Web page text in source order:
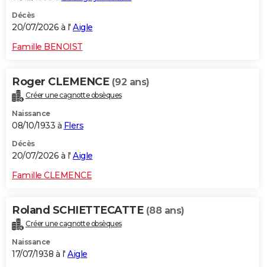
Décès
20/07/2026 à l' Aigle
Famille BENOIST
Roger CLEMENCE (92 ans)
Créer une cagnotte obsèques
Naissance
08/10/1933 à Flers
Décès
20/07/2026 à l' Aigle
Famille CLEMENCE
Roland SCHIETTECATTE (88 ans)
Créer une cagnotte obsèques
Naissance
17/07/1938 à l' Aigle